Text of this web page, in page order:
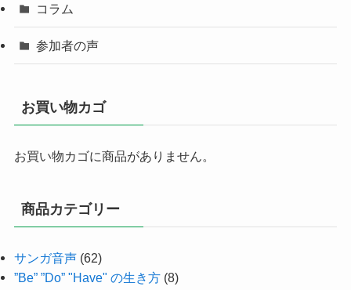
コラム
参加者の声
お買い物カゴ
お買い物カゴに商品がありません。
商品カテゴリー
サンガ音声 (62)
”Be” ”Do” "Have" の生き方 (8)